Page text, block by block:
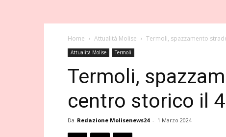
Home Attualità Molise Termoli, spazzamento
Attualità Molise Termoli
Termoli,
centro storico il
Da Redazione Molisenews24 - 1 Marzo 2024